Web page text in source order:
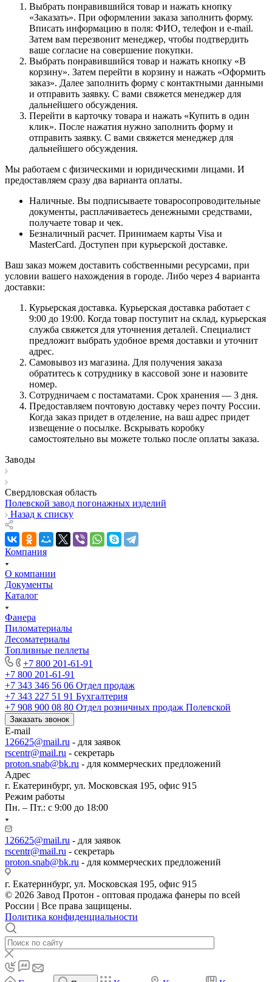
Выбрать понравившийся товар и нажать кнопку
«Заказать». При оформлении заказа заполнить форму.
Вписать информацию в поля: ФИО, телефон и e-mail.
Затем вам перезвонит менеджер, чтобы подтвердить
ваше согласие на совершение покупки.
Выбрать понравившийся товар и нажать кнопку «В
корзину». Затем перейти в корзину и нажать «Оформить
заказ». Далее заполнить форму с контактными данными
и отправить заявку. С вами свяжется менеджер для
дальнейшего обсуждения.
Перейти в карточку товара и нажать «Купить в один
клик». После нажатия нужно заполнить форму и
отправить заявку. С вами свяжется менеджер для
дальнейшего обсуждения.
Мы работаем с физическими и юридическими лицами. И
предоставляем сразу два варианта оплаты.
Наличные. Вы подписываете товаросопроводительные
документы, расплачиваетесь денежными средствами,
получаете товар и чек.
Безналичный расчет. Принимаем карты Visa и
MasterCard. Доступен при курьерской доставке.
Ваш заказ можем доставить собственными ресурсами, при
условии вашего нахождения в городе. Либо через 4 варианта
доставки:
Курьерская доставка. Курьерская доставка работает с
9:00 до 19:00. Когда товар поступит на склад, курьерская
служба свяжется для уточнения деталей. Специалист
предложит выбрать удобное время доставки и уточнит
адрес.
Самовывоз из магазина. Для получения заказа
обратитесь к сотруднику в кассовой зоне и назовите
номер.
Сотрудничаем с постаматами. Срок хранения — 3 дня.
Предоставляем почтовую доставку через почту России.
Когда заказ придет в отделение, на ваш адрес придет
извещение о посылке. Вскрывать коробку
самостоятельно вы можете только после оплаты заказа.
Заводы
Свердловская область
Полевской завод погонажных изделий
Назад к списку
Компания
О компании
Документы
Каталог
Фанера
Пиломатериалы
Лесоматериалы
Топливные пеллеты
+7 800 201-61-91
+7 800 201-61-91
+7 343 346 56 06 Отдел продаж
+7 343 227 51 91 Бухгалтерия
+7 908 900 08 80 Отдел розничных продаж Полевской
Заказать звонок
E-mail
126625@mail.ru - для заявок
rscentr@mail.ru - секретарь
proton.snab@bk.ru - для коммерческих предложений
Адрес
г. Екатеринбург, ул. Московская 195, офис 915
Режим работы
Пн. – Пт.: с 9:00 до 18:00
126625@mail.ru - для заявок
rscentr@mail.ru - секретарь
proton.snab@bk.ru - для коммерческих предложений
г. Екатеринбург, ул. Московская 195, офис 915
© 2026 Завод Протон - оптовая продажа фанеры по всей
России | Все права защищены.
Политика конфиденциальности